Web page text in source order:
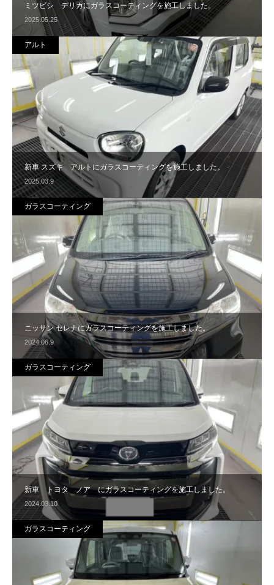
ミツビシ デリカにガラスコーティングを施工しました。
2025.05.25
新車 スズキ アルトにガラスコーティングを施工しました。
2025.03.9
アルト
ニッサン セレナにガラスコーティングを施工しました。
2024.06.9
ガラスコーティング
新車 トヨタ ノア にガラスコーティングを施工しました。
2024.03.10
ガラスコーティング
ガラスコーティング